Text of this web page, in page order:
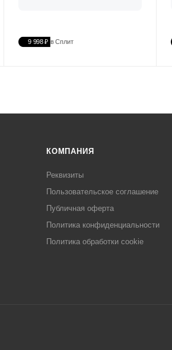
9 998 ₽ в Сплит
КОМПАНИЯ
Реквизиты
Пользовательское соглашение
Публичная оферта
Политика конфиденциальности
Политика обработки cookie